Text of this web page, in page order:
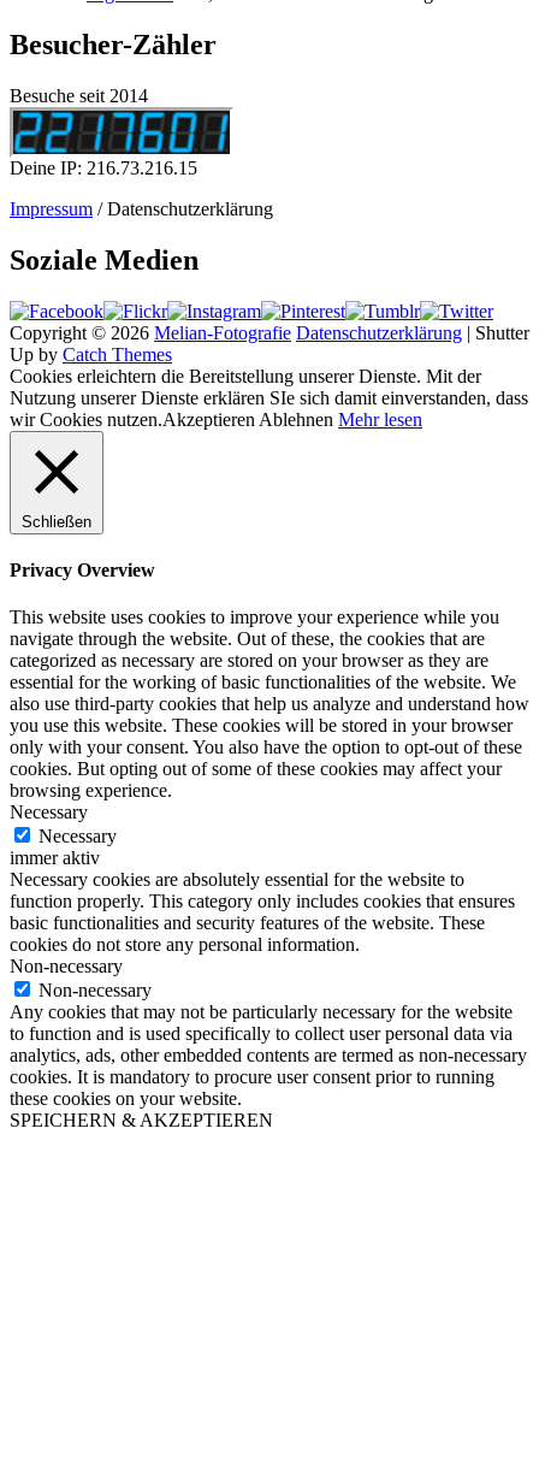
Besucher-Zähler
Besuche seit 2014
Deine IP: 216.73.216.15
Impressum / Datenschutzerklärung
Soziale Medien
Copyright © 2026 Melian-Fotografie Datenschutzerklärung | Shutter
Up by Catch Themes
Cookies erleichtern die Bereitstellung unserer Dienste. Mit der
Nutzung unserer Dienste erklären SIe sich damit einverstanden, dass
wir Cookies nutzen.Akzeptieren Ablehnen Mehr lesen
Schließen
Privacy Overview
This website uses cookies to improve your experience while you
navigate through the website. Out of these, the cookies that are
categorized as necessary are stored on your browser as they are
essential for the working of basic functionalities of the website. We
also use third-party cookies that help us analyze and understand how
you use this website. These cookies will be stored in your browser
only with your consent. You also have the option to opt-out of these
cookies. But opting out of some of these cookies may affect your
browsing experience.
Necessary
Necessary
immer aktiv
Necessary cookies are absolutely essential for the website to
function properly. This category only includes cookies that ensures
basic functionalities and security features of the website. These
cookies do not store any personal information.
Non-necessary
Non-necessary
Any cookies that may not be particularly necessary for the website
to function and is used specifically to collect user personal data via
analytics, ads, other embedded contents are termed as non-necessary
cookies. It is mandatory to procure user consent prior to running
these cookies on your website.
SPEICHERN & AKZEPTIEREN